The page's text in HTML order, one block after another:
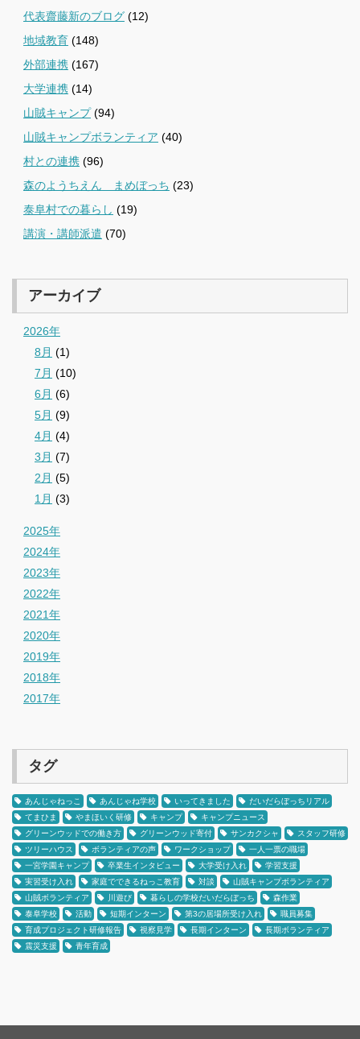
代表齋藤新のブログ (12)
地域教育 (148)
外部連携 (167)
大学連携 (14)
山賊キャンプ(94)
山賊キャンプボランティア (40)
村との連携 (96)
森のようちえん まめぼっち (23)
泰阜村での暮らし (19)
講演・講師派遣 (70)
アーカイブ
2026年
8月 (1)
7月 (10)
6月 (6)
5月 (9)
4月 (4)
3月 (7)
2月 (5)
1月 (3)
2025年
2024年
2023年
2022年
2021年
2020年
2019年
2018年
2017年
タグ
あんじゃねっこ あんじゃね学校 いってきました
だいだらぼっちリアル
てまひま
やまほいく研修 キャンプ
キャンプニュース
グリーンウッドでの働き方
グリーンウッド寄付 サンカクシャ
スタッフ研修
ツリーハウス
ボランティアの声 ワークショップ
一人一票の職場
一宮学園キャンプ
卒業生インタビュー 大学受け入れ
学習支援
実習受け入れ
家庭でできるねっこ教育 対談
山賊キャンプボランティア
山賊ボランティア
川遊び 暮らしの学校だいだらぼっち
森作業
泰阜学校
活動 短期インターン 第3の居場所受け入れ
職員募集
育成プロジェクト研修報告
視察見学 長期インターン
長期ボランティア
震災支援
青年育成